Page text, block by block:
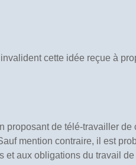
cette idée reçue à
proposant de télé-travailler de
mention contraire, il est
aux obligations du travail